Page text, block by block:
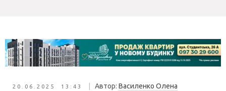
20.06.2025 13:43 Автор: Василенко Олена